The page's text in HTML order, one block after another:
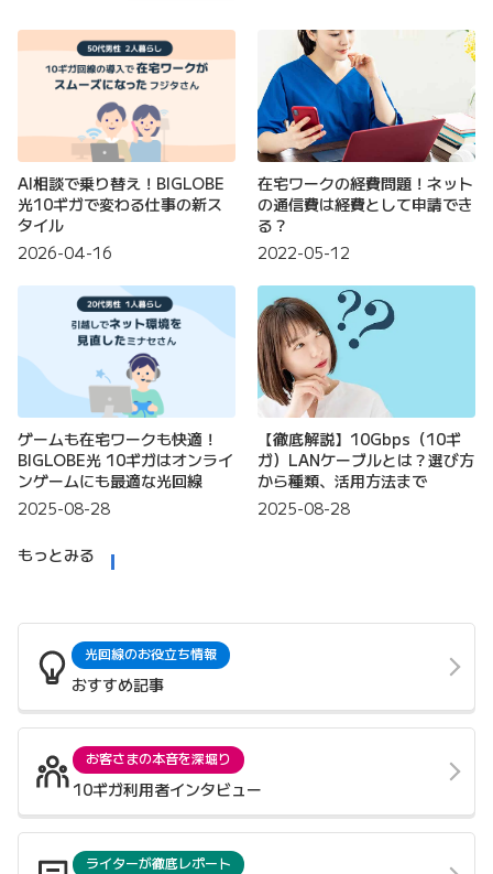
AI相談で乗り替え！BIGLOBE
光10ギガで変わる仕事の新ス
タイル
2026-04-16
在宅ワークの経費問題！ネット
の通信費は経費として申請でき
る？
2022-05-12
ゲームも在宅ワークも快適！
BIGLOBE光 10ギガはオンライ
ンゲームにも最適な光回線
2025-08-28
【徹底解説】10Gbps（10ギ
ガ）LANケーブルとは？選び方
から種類、活用方法まで
2025-08-28
もっとみる
光回線のお役立ち情報
おすすめ記事
お客さまの本音を深堀り
10ギガ利用者インタビュー
ライターが徹底レポート